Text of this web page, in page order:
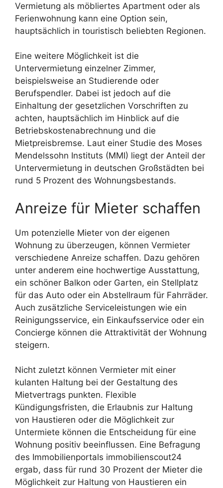
Vermietung als möbliertes Apartment oder als
Ferienwohnung kann eine Option sein,
hauptsächlich in touristisch beliebten Regionen.
Eine weitere Möglichkeit ist die
Untervermietung einzelner Zimmer,
beispielsweise an Studierende oder
Berufspendler. Dabei ist jedoch auf die
Einhaltung der gesetzlichen Vorschriften zu
achten, hauptsächlich im Hinblick auf die
Betriebskostenabrechnung und die
Mietpreisbremse. Laut einer Studie des Moses
Mendelssohn Instituts (MMI) liegt der Anteil der
Untervermietung in deutschen Großstädten bei
rund 5 Prozent des Wohnungsbestands.
Anreize für Mieter schaffen
Um potenzielle Mieter von der eigenen
Wohnung zu überzeugen, können Vermieter
verschiedene Anreize schaffen. Dazu gehören
unter anderem eine hochwertige Ausstattung,
ein schöner Balkon oder Garten, ein Stellplatz
für das Auto oder ein Abstellraum für Fahrräder.
Auch zusätzliche Serviceleistungen wie ein
Reinigungsservice, ein Einkaufsservice oder ein
Concierge können die Attraktivität der Wohnung
steigern.
Nicht zuletzt können Vermieter mit einer
kulanten Haltung bei der Gestaltung des
Mietvertrags punkten. Flexible
Kündigungsfristen, die Erlaubnis zur Haltung
von Haustieren oder die Möglichkeit zur
Untermiete können die Entscheidung für eine
Wohnung positiv beeinflussen. Eine Befragung
des Immobilienportals immobilienscout24
ergab, dass für rund 30 Prozent der Mieter die
Möglichkeit zur Haltung von Haustieren ein